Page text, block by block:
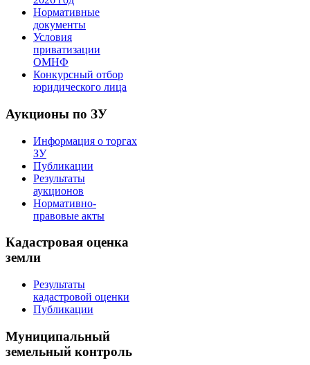
Нормативные
документы
Условия
приватизации
ОМНФ
Конкурсный отбор
юридического лица
Аукционы по ЗУ
Информация о торгах
ЗУ
Публикации
Результаты
аукционов
Нормативно-
правовые акты
Кадастровая оценка
земли
Результаты
кадастровой оценки
Публикации
Муниципальный
земельный контроль